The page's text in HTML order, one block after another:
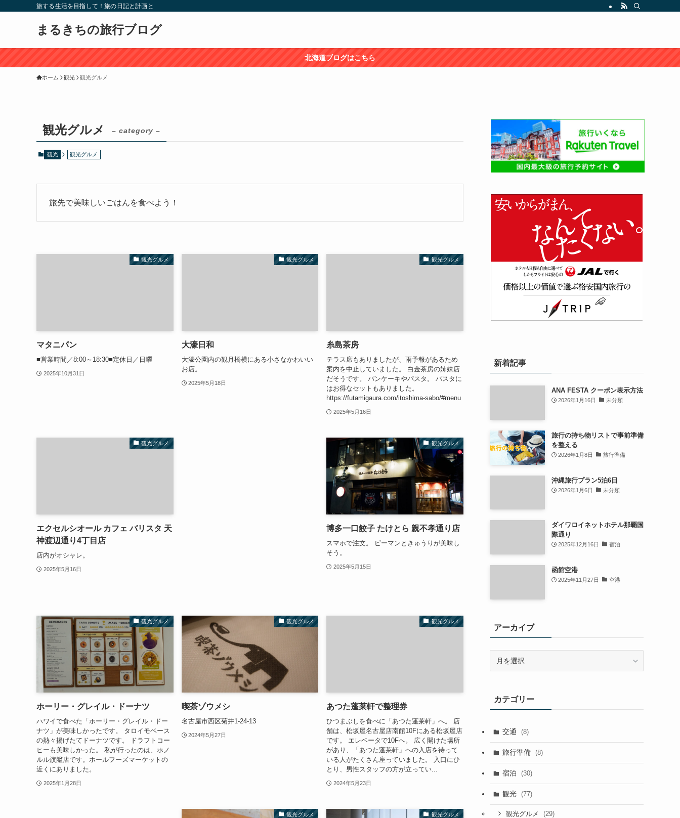
旅する生活を目指して！旅の日記と計画と
まるきちの旅行ブログ
北海道ブログはこちら
ホーム 観光 観光グルメ
観光グルメ – category –
観光 観光グルメ
旅先で美味しいごはんを食べよう！
観光グルメ
マタニパン
■営業時間／8:00～18:30■定休日／日曜
2025年10月31日
観光グルメ
大濠日和
大濠公園内の観月橋横にある小さなかわいい
お店。
2025年5月18日
観光グルメ
糸島茶房
テラス席もありましたが、雨予報があるため
案内を中止していました。 白金茶房の姉妹店
だそうです。 パンケーキやパスタ。 パスタに
はお得なセットもありました。
https://futamigaura.com/itoshima-sabo/#menu
2025年5月16日
観光グルメ
エクセルシオール カフェ バリスタ 天
神渡辺通り4丁目店
店内がオシャレ。
2025年5月16日
観光グルメ
博多一口餃子 たけとら 親不孝通り店
スマホで注文。 ピーマンときゅうりが美味し
そう。
2025年5月15日
観光グルメ
ホーリー・グレイル・ドーナツ
ハワイで食べた「ホーリー・グレイル・ドー
ナツ」が美味しかったです。 タロイモベース
の熱々揚げたてドーナツです。 ドラフトコー
ヒーも美味しかった。 私が行ったのは、ホノ
ルル旗艦店です。ホールフーズマーケットの
近くにありました。
2025年1月28日
観光グルメ
喫茶ゾウメシ
名古屋市西区菊井1-24-13
2024年5月27日
観光グルメ
あつた蓬莱軒で整理券
ひつまぶしを食べに「あつた蓬莱軒」へ。 店
舗は、松坂屋名古屋店南館10Fにある松坂屋店
です。 エレベータで10Fへ。 広く開けた場所
があり、「あつた蓬莱軒」への入店を待って
いる人がたくさん座っていました。 入口にひ
とり、男性スタッフの方が立ってい...
2024年5月23日
観光グルメ 観光グルメ
新着記事
ANA FESTA クーポン表示方法
2026年1月16日 未分類
旅行の持ち物リストで事前準備
を整える
2026年1月8日 旅行準備
沖縄旅行プラン5泊6日
2026年1月6日 未分類
ダイワロイネットホテル那覇国
際通り
2025年12月16日 宿泊
函館空港
2025年11月27日 空港
アーカイブ
ブカテゴリー
交通 (8)
旅行準備 (8)
宿泊 (30)
観光 (77)
観光グルメ (29)